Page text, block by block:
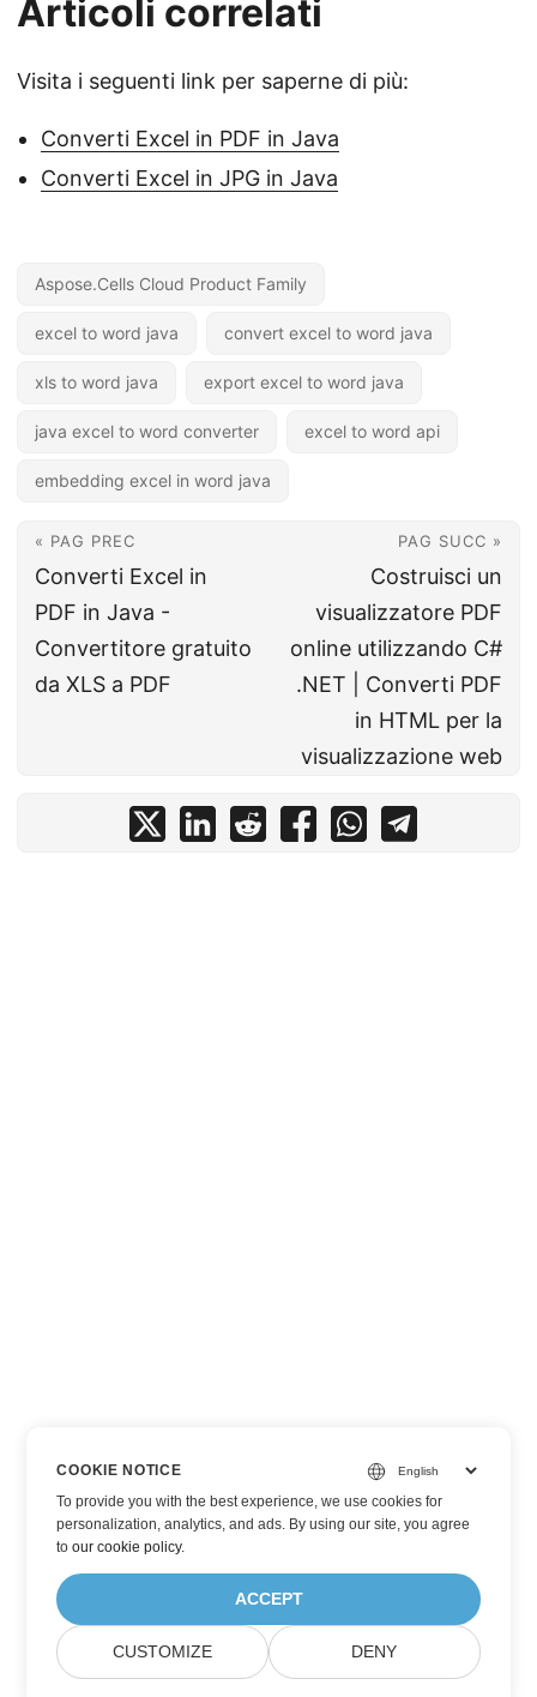
Articoli correlati
Visita i seguenti link per saperne di più:
Converti Excel in PDF in Java
Converti Excel in JPG in Java
Aspose.Cells Cloud Product Family
excel to word java convert excel to word java
xls to word java export excel to word java
java excel to word converter excel to word api
embedding excel in word java
« PAG PREC
Converti Excel in
PDF in Java -
Convertitore gratuito
da XLS a PDF
PAG SUCC »
Costruisci un
visualizzatore PDF
online utilizzando C#
.NET | Converti PDF
in HTML per la
visualizzazione web
COOKIE NOTICE
To provide you with the best experience, we use cookies for
personalization, analytics, and ads. By using our site, you agree
toour cookie policy.
ACCEPT
CUSTOMIZE DENY